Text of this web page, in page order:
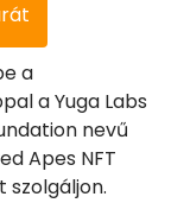
érdekében
a
a Yuga Labs
nevű
Apes NFT